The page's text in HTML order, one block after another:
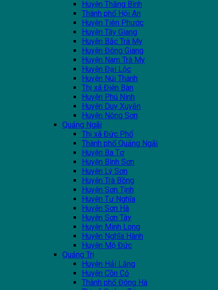
Huyện Thăng Bình
Thành phố Hội An
Huyện Tiên Phước
Huyện Tây Giang
Huyện Bắc Trà My
Huyện Đông Giang
Huyện Nam Trà My
Huyện Đại Lộc
Huyện Núi Thành
Thị xã Điện Bàn
Huyện Phú Ninh
Huyện Duy Xuyên
Huyện Nông Sơn
Quảng Ngãi
Thị xã Đức Phổ
Thành phố Quảng Ngãi
Huyện Ba Tơ
Huyện Bình Sơn
Huyện Lý Sơn
Huyện Trà Bồng
Huyện Sơn Tịnh
Huyện Tư Nghĩa
Huyện Sơn Hà
Huyện Sơn Tây
Huyện Minh Long
Huyện Nghĩa Hành
Huyện Mộ Đức
Quảng Trị
Huyện Hải Lăng
Huyện Cồn Cỏ
Thành phố Đông Hà